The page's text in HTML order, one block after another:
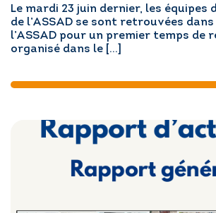
Le mardi 23 juin dernier, les équipes
de l’ASSAD se sont retrouvées
l’ASSAD pour un premier temps de
organisé dans le […]